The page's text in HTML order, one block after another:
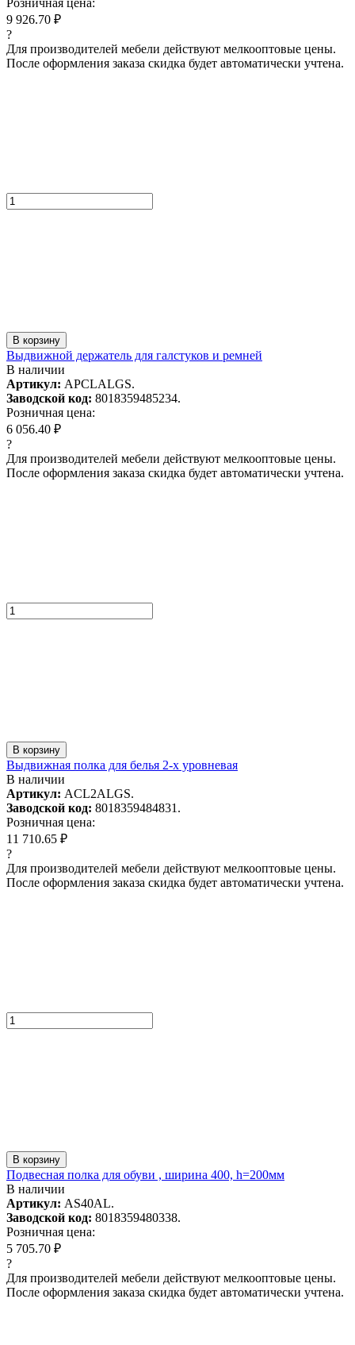
9 926.70 ₽
?
Для производителей мебели действуют мелкооптовые цены.
После оформления заказа скидка будет автоматически учтена.
В корзину
Выдвижной держатель для галстуков и ремней
В наличии
Артикул: APCLALGS.
Заводской код: 8018359485234.
Розничная цена:
6 056.40 ₽
?
Для производителей мебели действуют мелкооптовые цены.
После оформления заказа скидка будет автоматически учтена.
В корзину
Выдвижная полка для белья 2-х уровневая
В наличии
Артикул: ACL2ALGS.
Заводской код: 8018359484831.
Розничная цена:
11 710.65 ₽
?
Для производителей мебели действуют мелкооптовые цены.
После оформления заказа скидка будет автоматически учтена.
В корзину
Подвесная полка для обуви , ширина 400, h=200мм
В наличии
Артикул: AS40AL.
Заводской код: 8018359480338.
Розничная цена:
5 705.70 ₽
?
Для производителей мебели действуют мелкооптовые цены.
После оформления заказа скидка будет автоматически учтена.